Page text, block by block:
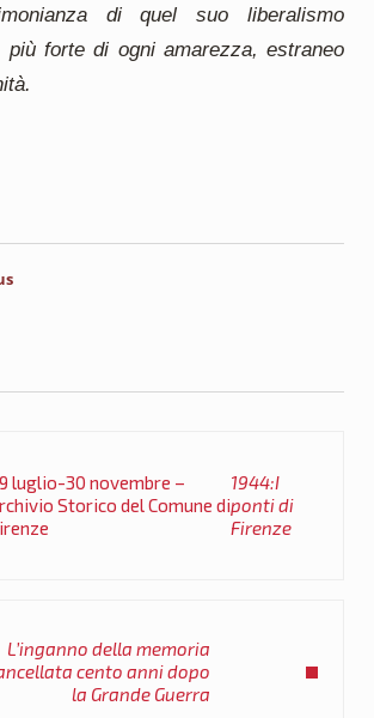
di quel suo liberalismo
più forte di ogni amarezza, estraneo
luglio-30 novembre –
Storico del Comune di
1944:I
ponti di
Firenze
L’inganno della memoria
cento anni dopo
la Grande Guerra